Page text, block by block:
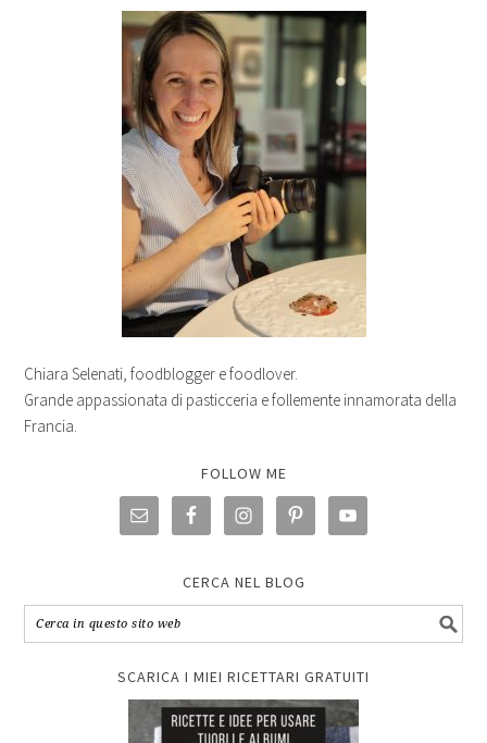
Chiara Selenati, foodblogger e foodlover.
Grande appassionata di pasticceria e follemente innamorata della
Francia.
FOLLOW ME
CERCA NEL BLOG
SCARICA I MIEI RICETTARI GRATUITI